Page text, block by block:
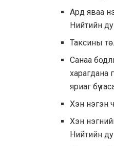
Ард яваа
Нийтийн
Таксины
Санаа
харагдана
яриаг бүү
Хэн нэгэн
Хэн
Нийтийн